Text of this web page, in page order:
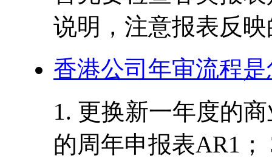
说明，注意报表反
香港公司年审流程
1. 更换新一年度的
的周年申报表AR1